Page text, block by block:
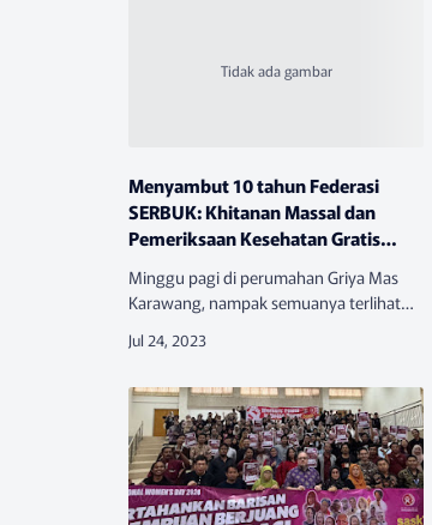
Menyambut 10 tahun Federasi
SERBUK: Khitanan Massal dan
Pemeriksaan Kesehatan Gratis
Minggu pagi di perumahan Griya Mas
Karawang, nampak semuanya terlihat
kursi ditata. Di tengahnya spanduk
Ke…